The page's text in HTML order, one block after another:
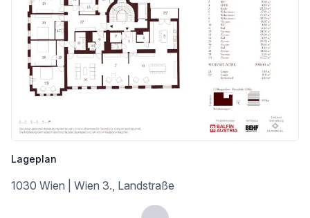
Ein Projekt der Balfin Group, exklusive Vermarktung durch Sangreal.
Der Vermittler ist als Doppelmakler tätig.
Infrastruktur / Entfernungen
Gesundheit
Apotheke <500m
Klinik <500m
Kinder & Schulen
Schule <500m
Lageplan
1030 Wien | Wien 3., Landstraße